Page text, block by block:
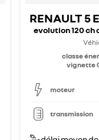
RENAULT 5
evolution 120 ch
classe
vignette
moteur
transmission